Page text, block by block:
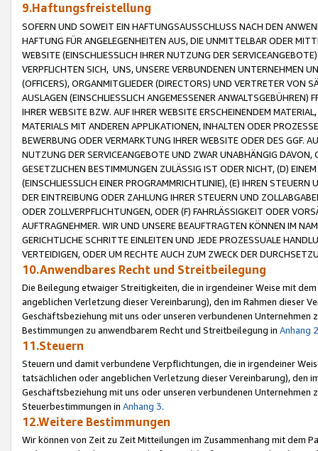
9.Haftungsfreistellung
SOFERN UND SOWEIT EIN HAFTUNGSAUSSCHLUSS NACH DEN
HAFTUNG FÜR ANGELEGENHEITEN AUS, DIE UNMITTELBAR ODER
WEBSITE (EINSCHLIESSLICH IHRER NUTZUNG DER
VERPFLICHTEN SICH, UNS, UNSERE VERBUNDENEN UNTERNEHMEN
(OFFICERS), ORGANMITGLIEDER (DIRECTORS) UND VERTRETER VON
AUSLAGEN (EINSCHLIESSLICH ANGEMESSENER
IHRER WEBSITE BZW. AUF IHRER WEBSITE ERSCHEINENDEM
MATERIALS MIT ANDEREN APPLIKATIONEN, INHALTEN ODER
BEWERBUNG ODER VERMARKTUNG IHRER WEBSITE ODER DES GGF.
NUTZUNG DER SERVICEANGEBOTE UND ZWAR UNABHÄNGIG
GESETZLICHEN BESTIMMUNGEN ZULÄSSIG IST ODER NICHT, (D)
(EINSCHLIESSLICH EINER PROGRAMMRICHTLINIE), (E) IHREN
DER EINTREIBUNG ODER ZAHLUNG IHRER STEUERN UND
ODER ZOLLVERPFLICHTUNGEN, ODER (F) FAHRLÄSSIGKEIT ODER
AUFTRAGNEHMER. WIR UND UNSERE BEAUFTRAGTEN KÖNNEN IM
GERICHTLICHE SCHRITTE EINLEITEN UND JEDE PROZESSUALE
VERTEIDIGEN, ODER UM RECHTE AUCH ZUM ZWECK DER
10.Anwendbares Recht und Streitbeilegung
Die Beilegung etwaiger Streitigkeiten, die in irgendeiner Weise mit
angeblichen Verletzung dieser Vereinbarung), den im Rahmen dieser
Geschäftsbeziehung mit uns oder unseren verbundenen
Bestimmungen zu anwendbarem Recht und Streitbeilegung in Anhang 2
11.Steuern
Steuern und damit verbundene Verpflichtungen, die in irgendeiner
tatsächlichen oder angeblichen Verletzung dieser Vereinbarung), den
Geschäftsbeziehung mit uns oder unseren verbundenen
Steuerbestimmungen in Anhang 3.
12.Weitere Bestimmungen
Wir können von Zeit zu Zeit Mitteilungen im Zusammenhang mit dem